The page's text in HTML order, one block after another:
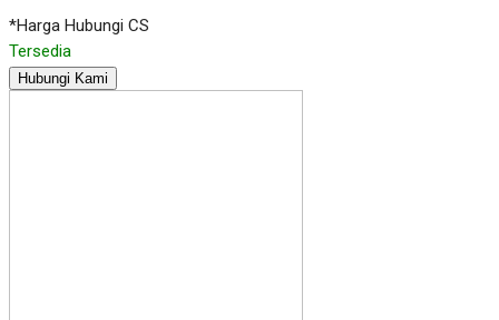
*Harga Hubungi CS
Tersedia
Hubungi Kami